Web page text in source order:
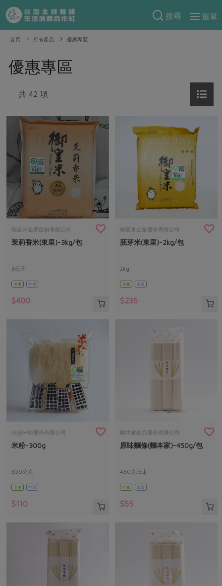
搜尋
選單
產品分類
當季蔬果
一籃菜
芽苗類
奶蛋豆・五穀
蛋
肉品・水產
水畜加工品
調理食材・點心
調味醬料/南北貨 烘焙
家庭清潔
日用品
素食專區
食譜料理
麵食
肉食
海鮮
常備菜
蛋料理
料理方式
醬料
湯品．鍋物
主題食譜
異國料理
高麗菜海鮮煎餅
把最好的台灣味帶回家！
防災用品預購圓滿結束
2026年端午節預購圓滿結束
更多預購活動
當季產品
合作25-經典快閃最後一週
合作25-精選產品第三彈
更多當季產品
主婦聯盟X樂齡網特約優惠案
30%rPET紅烏龍茶
2024農業發展計畫年度報告
更多議題活動
把最好的台灣味帶回家！
觀點文章
主婦食堂 一籃菜真心話
社內大小事 合作聯合國
產品故事
樂齡生活 親子食育
廚房瑜伽
減硝酸鹽
更多議題
生活者e週報
綠主張月刊
關於合作社
認識合作社
關於我們
員工與求才
自主把關
檢驗報告
硝酸鹽檢驗
社員權益
社務專區
選舉專區
媒體報導
地區活動
重要公告
首頁 所有產品 優惠專區
優惠專區
共 42 項
御皇米企業股份有限公司
茉莉香米(東里)-3kg/包
3公斤
全素 常溫
$400
御皇米企業股份有限公司
胚芽米(東里)-2kg/包
2kg
全素 常溫
$235
永盛米粉股份有限公司
米粉-300g
300公克
全素 常溫
$110
麵本家食品股份有限公司
原味麵條(麵本家)-450g/包
450克/3束
全素 常溫
$55